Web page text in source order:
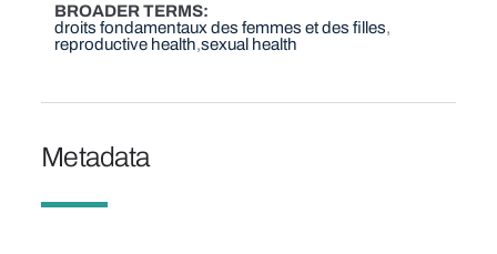
BROADER TERMS
droits fondamentaux des femmes et des filles
reproductive health sexual health
Metadata